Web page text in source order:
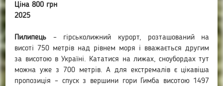
Ціна 800 грн
2025
Пилипець – гірськолижний курорт, розташований на
висоті 750 метрів над рівнем моря і вважається другим
за висотою в Україні. Кататися на лижах, сноубордах тут
можна уже з 700 метрів. А для екстремалів є цікавіша
пропозиція – спуск з вершини гори Гимба висотою 1497